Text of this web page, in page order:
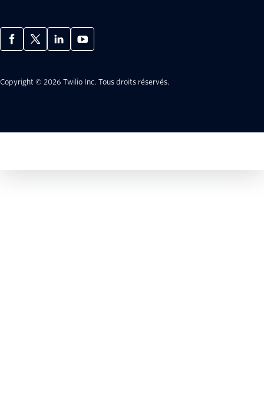
Copyright © 2026 Twilio Inc. Tous droits réservés.